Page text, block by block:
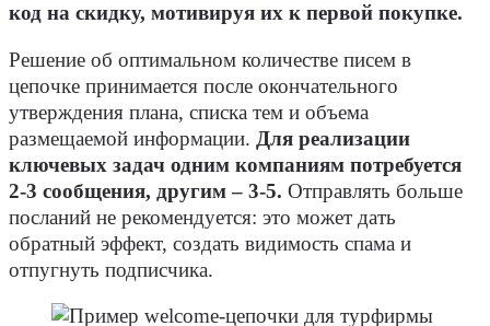
код на скидку, мотивируя их к первой покупке.
Решение об оптимальном количестве писем в
цепочке принимается после окончательного
утверждения плана, списка тем и объема
размещаемой информации. Для реализации
ключевых задач одним компаниям потребуется
2-3 сообщения, другим – 3-5. Отправлять больше
посланий не рекомендуется: это может дать
обратный эффект, создать видимость спама и
отпугнуть подписчика.